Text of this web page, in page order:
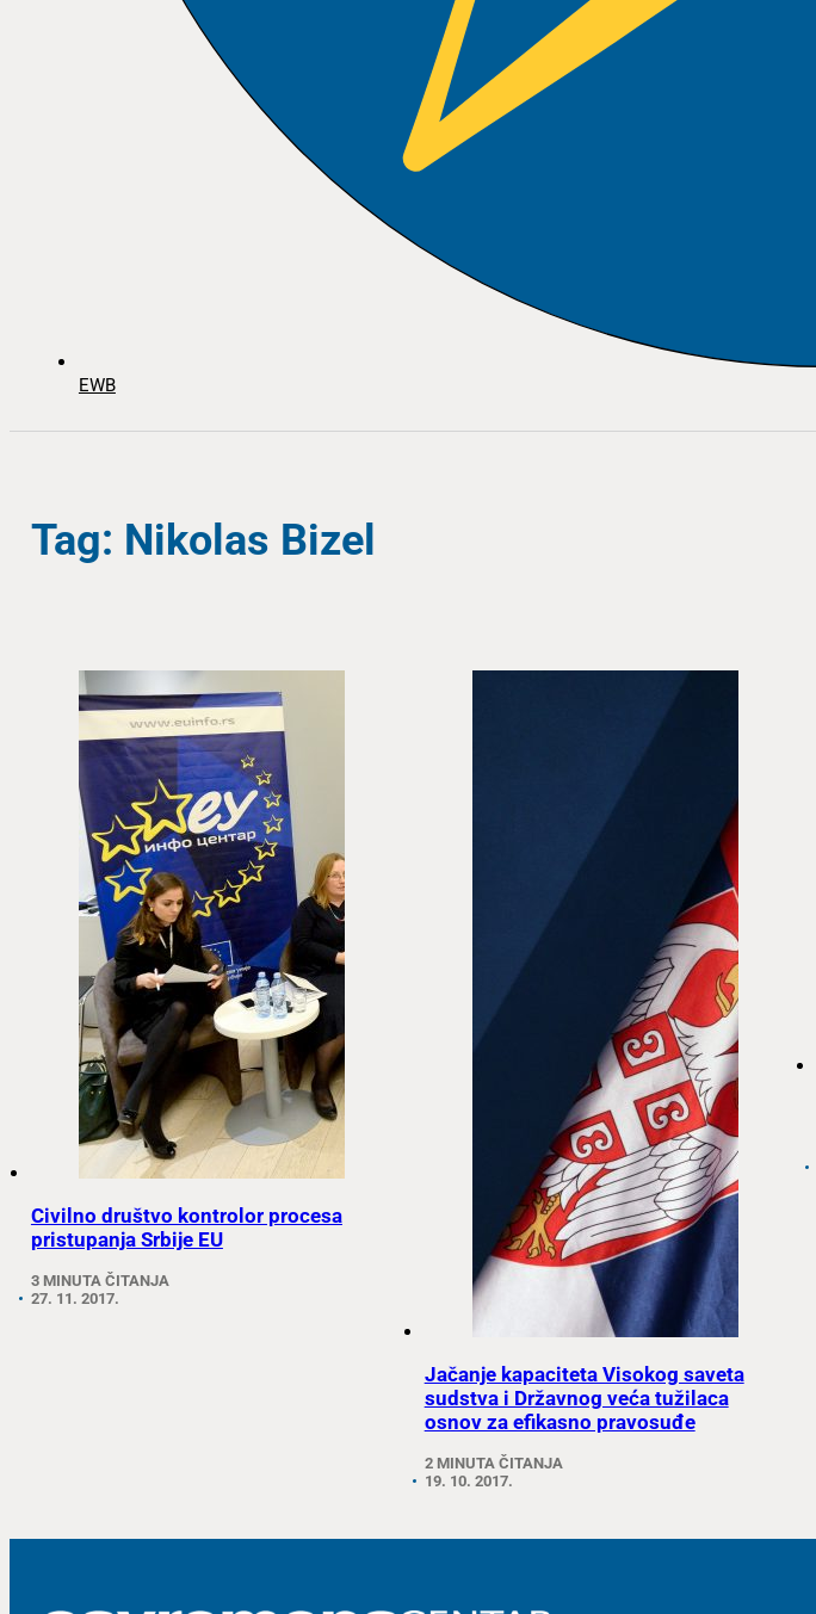
EWB
Tag: Nikolas Bizel
Civilno društvo kontrolor procesa
pristupanja Srbije EU
3 MINUTA ČITANJA
27. 11. 2017.
Jačanje kapaciteta Visokog saveta
sudstva i Državnog veća tužilaca
osnov za efikasno pravosuđe
2 MINUTA ČITANJA
19. 10. 2017.